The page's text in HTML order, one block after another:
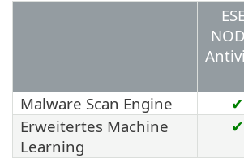
Malware Scan Engine
✔
Erweitertes Machine
Learning
✔